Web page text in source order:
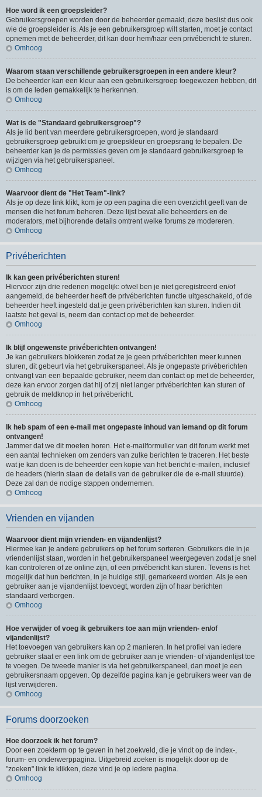
Hoe word ik een groepsleider?
Gebruikersgroepen worden door de beheerder gemaakt, deze beslist dus ook
wie de groepsleider is. Als je een gebruikersgroep wilt starten, moet je contact
opnemen met de beheerder, dit kan door hem/haar een privébericht te sturen.
Omhoog
Waarom staan verschillende gebruikersgroepen in een andere kleur?
De beheerder kan een kleur aan een gebruikersgroep toegewezen hebben, dit
is om de leden gemakkelijk te herkennen.
Omhoog
Wat is de "Standaard gebruikersgroep"?
Als je lid bent van meerdere gebruikersgroepen, word je standaard
gebruikersgroep gebruikt om je groepskleur en groepsrang te bepalen. De
beheerder kan je de permissies geven om je standaard gebruikersgroep te
wijzigen via het gebruikerspaneel.
Omhoog
Waarvoor dient de "Het Team"-link?
Als je op deze link klikt, kom je op een pagina die een overzicht geeft van de
mensen die het forum beheren. Deze lijst bevat alle beheerders en de
moderators, met bijhorende details omtrent welke forums ze modereren.
Omhoog
Privéberichten
Ik kan geen privéberichten sturen!
Hiervoor zijn drie redenen mogelijk: ofwel ben je niet geregistreerd en/of
aangemeld, de beheerder heeft de privéberichten functie uitgeschakeld, of de
beheerder heeft ingesteld dat je geen privéberichten kan sturen. Indien dit
laatste het geval is, neem dan contact op met de beheerder.
Omhoog
Ik blijf ongewenste privéberichten ontvangen!
Je kan gebruikers blokkeren zodat ze je geen privéberichten meer kunnen
sturen, dit gebeurt via het gebruikerspaneel. Als je ongepaste privéberichten
ontvangt van een bepaalde gebruiker, neem dan contact op met de beheerder,
deze kan ervoor zorgen dat hij of zij niet langer privéberichten kan sturen of
gebruik de meldknop in het privébericht.
Omhoog
Ik heb spam of een e-mail met ongepaste inhoud van iemand op dit forum
ontvangen!
Jammer dat we dit moeten horen. Het e-mailformulier van dit forum werkt met
een aantal technieken om zenders van zulke berichten te traceren. Het beste
wat je kan doen is de beheerder een kopie van het bericht e-mailen, inclusief
de headers (hierin staan de details van de gebruiker die de e-mail stuurde).
Deze zal dan de nodige stappen ondernemen.
Omhoog
Vrienden en vijanden
Waarvoor dient mijn vrienden- en vijandenlijst?
Hiermee kan je andere gebruikers op het forum sorteren. Gebruikers die in je
vriendenlijst staan, worden in het gebruikerspaneel weergegeven zodat je snel
kan controleren of ze online zijn, of een privébericht kan sturen. Tevens is het
mogelijk dat hun berichten, in je huidige stijl, gemarkeerd worden. Als je een
gebruiker aan je vijandenlijst toevoegt, worden zijn of haar berichten
standaard verborgen.
Omhoog
Hoe verwijder of voeg ik gebruikers toe aan mijn vrienden- en/of
vijandenlijst?
Het toevoegen van gebruikers kan op 2 manieren. In het profiel van iedere
gebruiker staat er een link om de gebruiker aan je vrienden- of vijandenlijst toe
te voegen. De tweede manier is via het gebruikerspaneel, dan moet je een
gebruikersnaam opgeven. Op dezelfde pagina kan je gebruikers weer van de
lijst verwijderen.
Omhoog
Forums doorzoeken
Hoe doorzoek ik het forum?
Door een zoekterm op te geven in het zoekveld, die je vindt op de index-,
forum- en onderwerppagina. Uitgebreid zoeken is mogelijk door op de
"zoeken" link te klikken, deze vind je op iedere pagina.
Omhoog